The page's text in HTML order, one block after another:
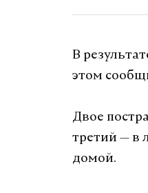
Иван Соколов
В
этом
Двое
третий — в
домой.